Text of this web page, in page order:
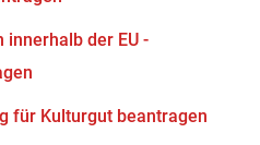
der EU -
für Kulturgut beantragen